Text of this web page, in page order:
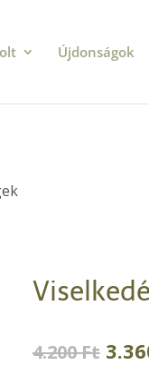
Újdonságok
4.200Ft